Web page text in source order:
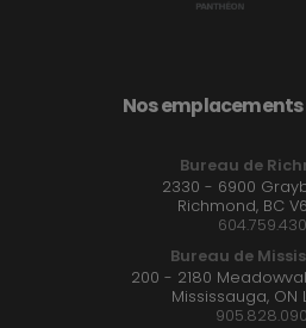
Nos
Bureau de
2330 - 6900
Richmond, BC
Bureau de
200 - 2180
Mississauga, ON